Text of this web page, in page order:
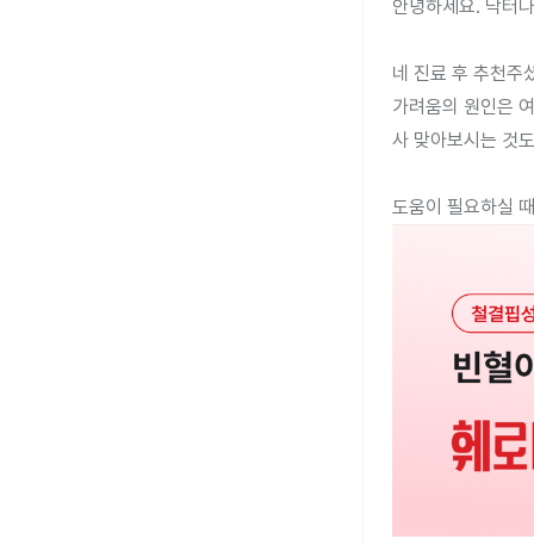
안녕하세요. 닥터
네 진료 후 추천주
가려움의 원인은
사 맞아보시는 것
도움이 필요하실